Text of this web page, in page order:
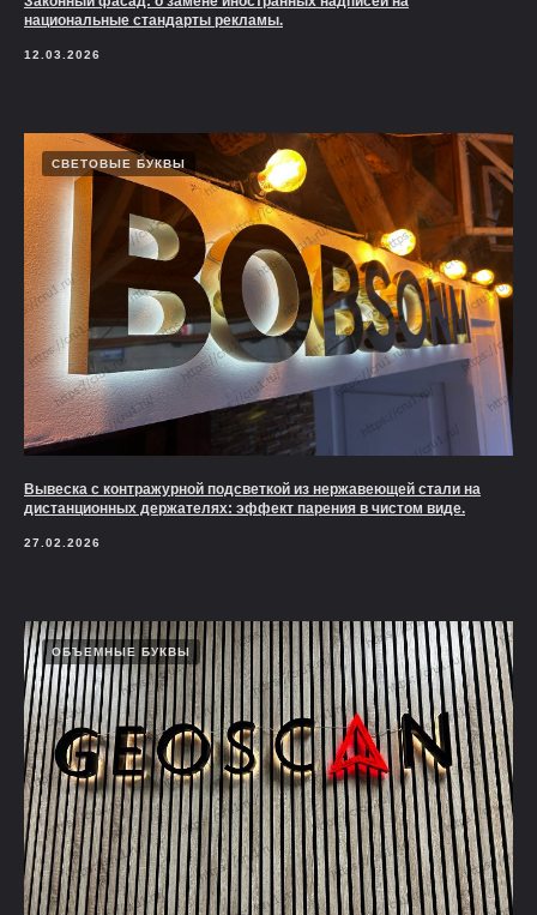
национальные стандарты рекламы.
12.03.2026
СВЕТОВЫЕ БУКВЫ
Вывеска с контражурной подсветкой из нержавеющей стали на
дистанционных держателях: эффект парения в чистом виде.
27.02.2026
ОБЪЕМНЫЕ БУКВЫ